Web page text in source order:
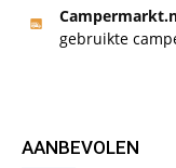
gebruikte
AANBEVOLEN